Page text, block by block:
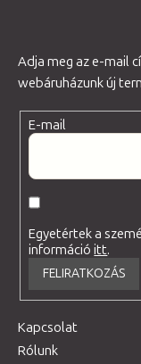
Adja meg az e-mail
webáruházunk új
E-mail
Egyetértek a
információitt.
FELIRATKOZÁS
Kapcsolat
Rólunk